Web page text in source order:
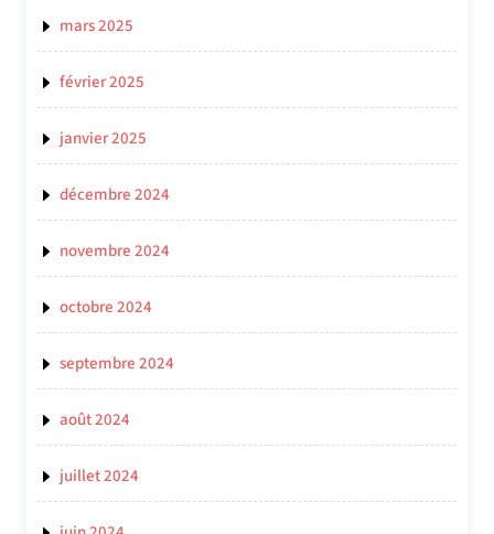
mars 2025
février 2025
janvier 2025
décembre 2024
novembre 2024
octobre 2024
septembre 2024
août 2024
juillet 2024